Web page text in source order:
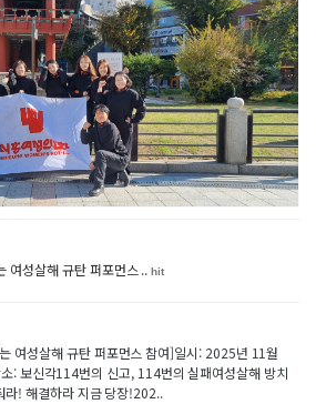
여성살해 규탄 퍼포먼스 ..hit
여성살해 규탄 퍼포먼스 참여]일시: 2025년 11월
: 보신각114번의 신고, 114번의 실패여성살해 방치
라! 해결하라 지금 당장!202..